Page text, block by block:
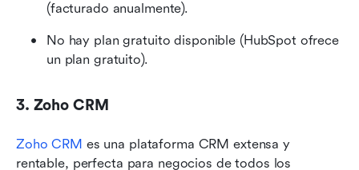
(facturado anualmente).
No hay plan gratuito disponible (HubSpot ofrece
un plan gratuito).
3. Zoho CRM
Zoho CRM es una plataforma CRM extensa y
rentable, perfecta para negocios de todos los